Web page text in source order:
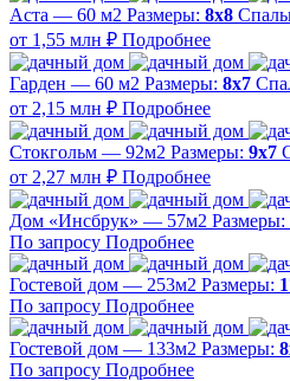
Аста — 60 м2 Размеры: 8х8
от 1,55 млн ₽ Подробнее
Гарден — 60 м2 Размеры: 8х7
от 2,15 млн ₽ Подробнее
Стокгольм — 92м2 Размеры: 9х7
от 2,27 млн ₽ Подробнее
Дом «Инсбрук» — 57м2 Размеры:
По запросу Подробнее
Гостевой дом — 253м2 Размеры:
По запросу Подробнее
Гостевой дом — 133м2 Размеры:
По запросу Подробнее